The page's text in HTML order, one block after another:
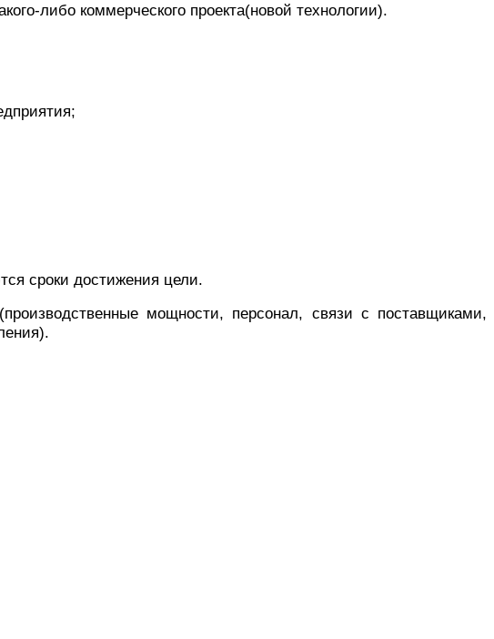
либо коммерческого проекта(новой технологии).
сроки достижения цели.
мощности, персонал, связи с поставщиками,